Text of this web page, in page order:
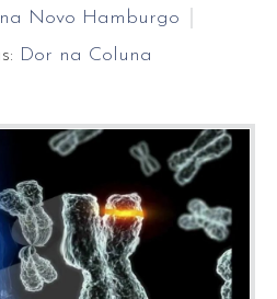
Novo Hamburgo
Dor na Coluna